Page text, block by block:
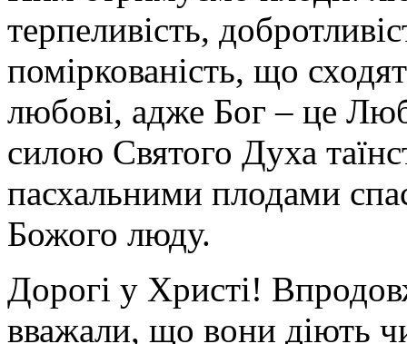
терпеливість,
поміркованість, що
любові, адже Бог – це
силою Святого Духа
пасхальними плодами
Божого люду.
Дорогі у Христі!
вважали, що вони діють